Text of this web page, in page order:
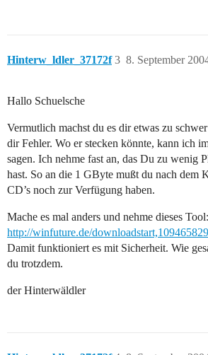
Hinterw_ldler_37172f 8. September
3
Hallo Schuelsche
Vermutlich machst du es dir etwas zu
dir Fehler. Wo er stecken könnte, kann ich
sagen. Ich nehme fast an, das Du zu wenig
hast. So an die 1 GByte mußt du nach dem
CD’s noch zur Verfügung haben.
Mache es mal anders und nehme dieses Tool:
http://winfuture.de/
Damit funktioniert es mit Sicherheit. Wie
du trotzdem.
der Hinterwäldler